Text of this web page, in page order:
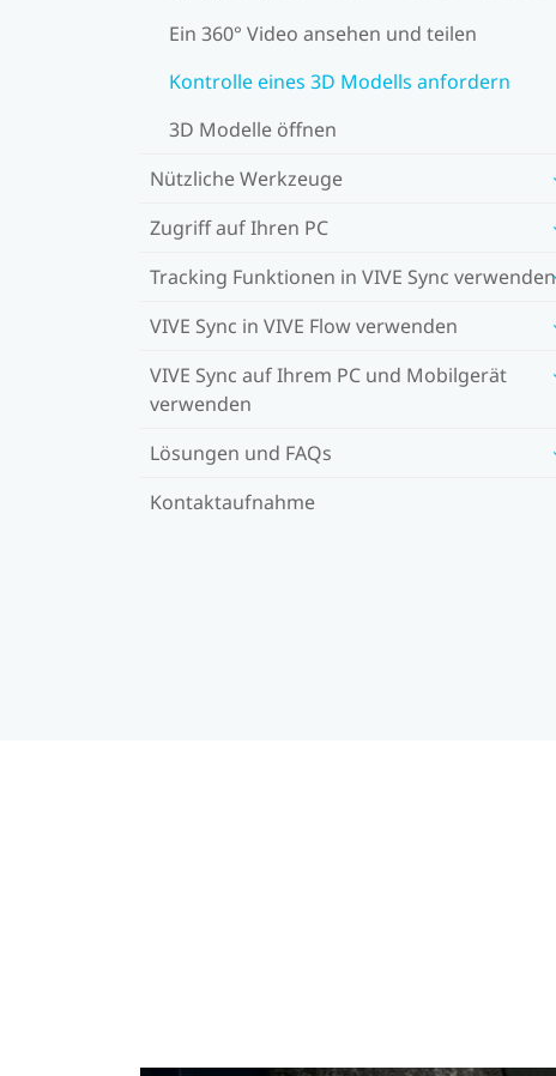
Ein 360° Video ansehen und teilen
Kontrolle eines 3D Modells anfordern
3D Modelle öffnen
Nützliche Werkzeuge
Zugriff auf Ihren PC
Tracking Funktionen in VIVE Sync verwenden
VIVE Sync in VIVE Flow verwenden
VIVE Sync auf Ihrem PC und Mobilgerät
verwenden
Lösungen und FAQs
Kontaktaufnahme